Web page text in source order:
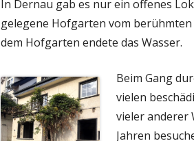
In Dernau gab es nur ein offenes
gelegene Hofgarten vom berühmten
dem Hofgarten endete das Wasser.
Beim Gang
vielen
vieler anderer
Jahren